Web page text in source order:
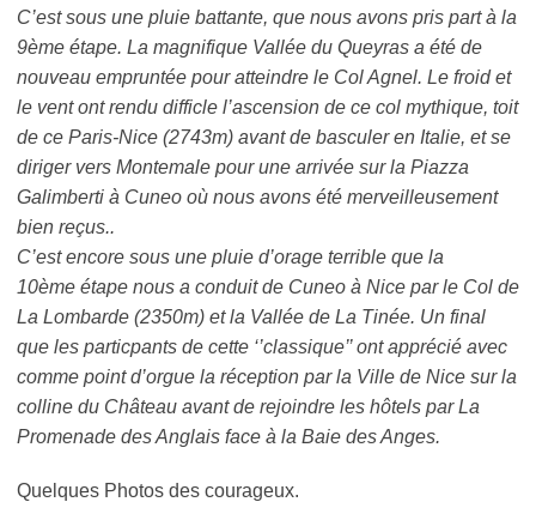
C’est sous une pluie battante, que nous avons pris part à la
9ème étape. La magnifique Vallée du Queyras a été de
nouveau empruntée pour atteindre le Col Agnel. Le froid et
le vent ont rendu difficle l’ascension de ce col mythique, toit
de ce Paris-Nice (2743m) avant de basculer en Italie, et se
diriger vers Montemale pour une arrivée sur la Piazza
Galimberti à Cuneo où nous avons été merveilleusement
bien reçus..
C’est encore sous une pluie d’orage terrible que la
10ème étape nous a conduit de Cuneo à Nice par le Col de
La Lombarde (2350m) et la Vallée de La Tinée. Un final
que les particpants de cette ‘’classique’’ ont apprécié avec
comme point d’orgue la réception par la Ville de Nice sur la
colline du Château avant de rejoindre les hôtels par La
Promenade des Anglais face à la Baie des Anges.
Quelques Photos des courageux.